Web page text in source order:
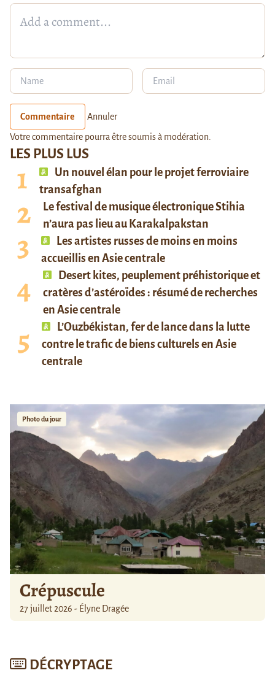
LES PLUS LUS
Un nouvel élan pour le projet ferroviaire
transafghan
Le festival de musique électronique Stihia
n’aura pas lieu au Karakalpakstan
Les artistes russes de moins en moins
accueillis en Asie centrale
Desert kites, peuplement préhistorique et
cratères d’astéroïdes : résumé de recherches
en Asie centrale
L’Ouzbékistan, fer de lance dans la lutte
contre le trafic de biens culturels en Asie
centrale
Photo du jour
Crépuscule
27 juillet 2026 - Élyne Dragée
DÉCRYPTAGE
Commentaire Annuler
Votre commentaire pourra être soumis à modération.